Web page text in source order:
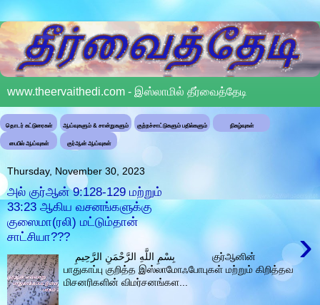
www.theervaithedi.com - இஸ்லாமில் தீர்வைத்தேடி
தொடர் கட்டுரைகள் ஆய்வுகளும் & சான்றுகளும் குற்றச்சாட்டுகளும் பதில்களும் நிகழ்வுகள்
பைபில் ஆய்வுகள் குர்ஆன் ஆய்வுகள்
Thursday, November 30, 2023
அல் குர்ஆன் 9:128-129 மற்றும்
33:23 ஆகிய வசனங்களுக்கு
குஸைமா(ரலி) மட்டும்தான்
சாட்சியா???
›
பாதுகாப்பு குறித்த இஸ்லாமோஃபோபுகள் மற்றும் கிறித்தவ
மிசனரிகளின் விமர்சனங்கள...